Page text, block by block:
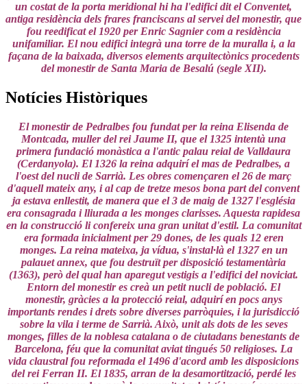
un costat de la porta meridional hi ha l'edifici dit el Conventet,
antiga residència dels frares franciscans al servei del monestir, que
fou reedificat el 1920 per Enric Sagnier com a residència
unifamiliar. El nou edifici integrà una torre de la muralla i, a la
façana de la baixada, diversos elements arquitectònics procedents
del monestir de Santa Maria de Besalú (segle XII).
Notícies Històriques
El monestir de Pedralbes fou fundat per la reina Elisenda de
Montcada, muller del rei Jaume II, que el 1325 intentà una
primera fundació monàstica a l'antic palau reial de Valldaura
(Cerdanyola). El 1326 la reina adquirí el mas de Pedralbes, a
l'oest del nucli de Sarrià. Les obres començaren el 26 de març
d'aquell mateix any, i al cap de tretze mesos bona part del convent
ja estava enllestit, de manera que el 3 de maig de 1327 l'església
era consagrada i lliurada a les monges clarisses. Aquesta rapidesa
en la construcció li confereix una gran unitat d'estil. La comunitat
era formada inicialment per 29 dones, de les quals 12 eren
monges. La reina mateixa, ja vídua, s'instal·là el 1327 en un
palauet annex, que fou destruït per disposició testamentària
(1363), però del qual han aparegut vestigis a l'edifici del noviciat.
Entorn del monestir es creà un petit nucli de població. El
monestir, gràcies a la protecció reial, adquirí en pocs anys
importants rendes i drets sobre diverses parròquies, i la jurisdicció
sobre la vila i terme de Sarrià. Això, unit als dots de les seves
monges, filles de la noblesa catalana o de ciutadans benestants de
Barcelona, féu que la comunitat aviat tingués 50 religioses. La
vida claustral fou reformada el 1496 d'acord amb les disposicions
del rei Ferran II. El 1835, arran de la desamortització, perdé les